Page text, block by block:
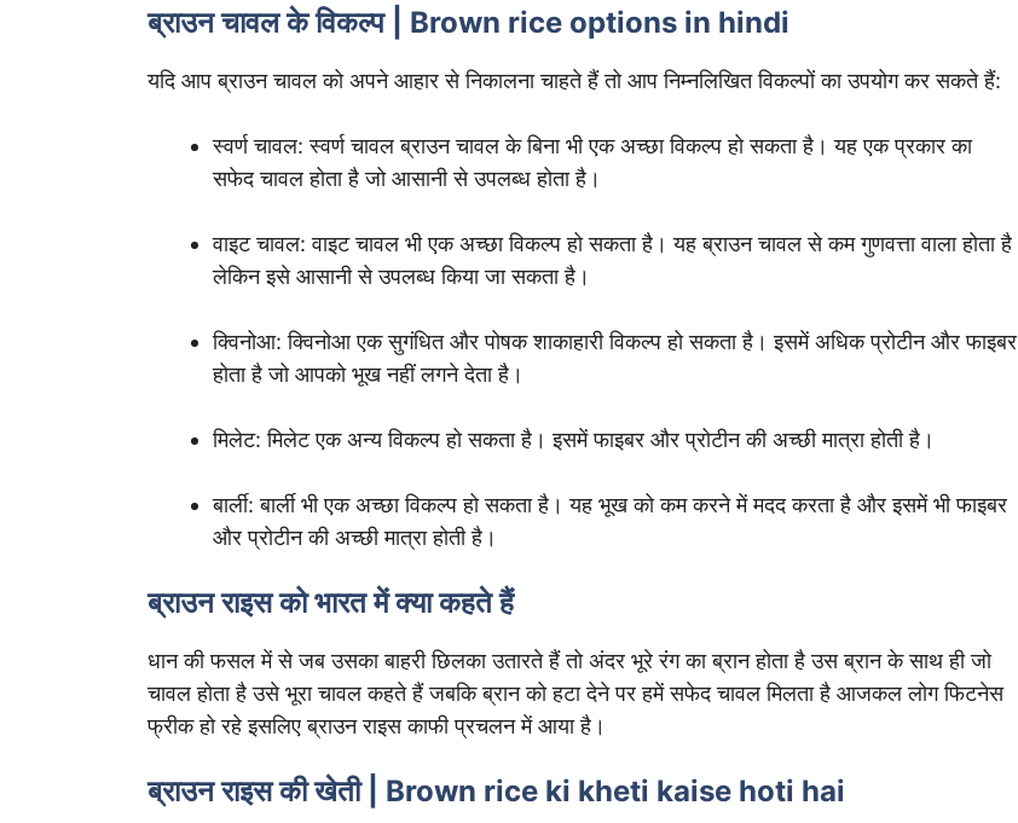
ब्राउन चावल के विकल्प | Brown rice options in hindi
यदि आप ब्राउन चावल को अपने आहार से निकालना चाहते हैं तो आप निम्नलिखित विकल्पों का उपयोग कर सकते हैं:
स्वर्ण चावल: स्वर्ण चावल ब्राउन चावल के बिना भी एक अच्छा विकल्प हो सकता है। यह एक प्रकार का
सफेद चावल होता है जो आसानी से उपलब्ध होता है।
वाइट चावल: वाइट चावल भी एक अच्छा विकल्प हो सकता है। यह ब्राउन चावल से कम गुणवत्ता वाला होता है
लेकिन इसे आसानी से उपलब्ध किया जा सकता है।
क्विनोआ: क्विनोआ एक सुगंधित और पोषक शाकाहारी विकल्प हो सकता है। इसमें अधिक प्रोटीन और फाइबर
होता है जो आपको भूख नहीं लगने देता है।
मिलेट: मिलेट एक अन्य विकल्प हो सकता है। इसमें फाइबर और प्रोटीन की अच्छी मात्रा होती है।
बार्ली: बार्ली भी एक अच्छा विकल्प हो सकता है। यह भूख को कम करने में मदद करता है और इसमें भी फाइबर
और प्रोटीन की अच्छी मात्रा होती है।
ब्राउन राइस को भारत में क्या कहते हैं
धान की फसल में से जब उसका बाहरी छिलका उतारते हैं तो अंदर भूरे रंग का ब्रान होता है उस ब्रान के साथ ही जो
चावल होता है उसे भूरा चावल कहते हैं जबकि ब्रान को हटा देने पर हमें सफेद चावल मिलता है आजकल लोग फिटनेस
फ्रीक हो रहे इसलिए ब्राउन राइस काफी प्रचलन में आया है।
ब्राउन राइस की खेती | Brown rice ki kheti kaise hoti hai